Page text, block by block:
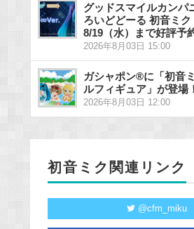
グッドスマイルカンパ
ろいどどーる 初音ミ
8/19（水）まで好評予
2026年8月03日 15:00
ガシャポン®に「初音
ルフィギュア」が登場！
2026年8月03日 12:00
初音ミク関連リンク
@cfm_miku